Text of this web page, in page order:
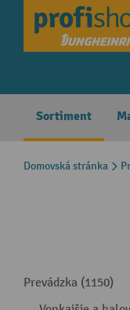
Skip to main
Sortiment
Domovská stránka
Prevádzka (1150)